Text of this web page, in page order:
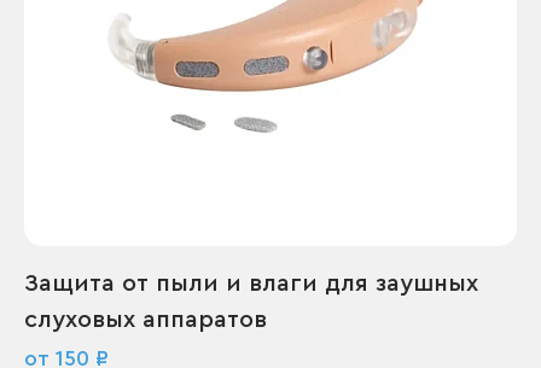
Защита от пыли и влаги для заушных
слуховых аппаратов
от 150 ₽